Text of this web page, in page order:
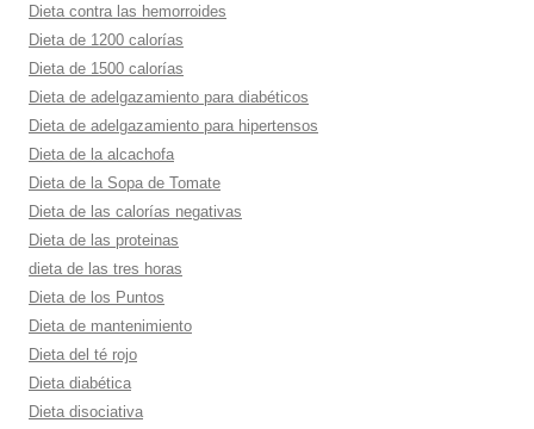
Dieta contra las hemorroides
Dieta de 1200 calorí­as
Dieta de 1500 calorí­as
Dieta de adelgazamiento para diabéticos
Dieta de adelgazamiento para hipertensos
Dieta de la alcachofa
Dieta de la Sopa de Tomate
Dieta de las calorí­as negativas
Dieta de las proteinas
dieta de las tres horas
Dieta de los Puntos
Dieta de mantenimiento
Dieta del té rojo
Dieta diabética
Dieta disociativa